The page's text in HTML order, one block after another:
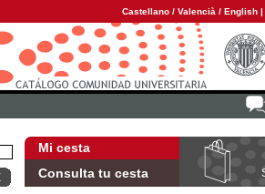
Castellano / Valencià / English |
Mi cesta
Consulta tu cesta